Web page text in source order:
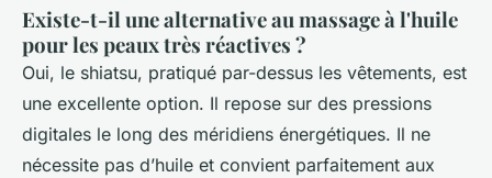
Existe-t-il une alternative au massage à l'huile
pour les peaux très réactives ?
Oui, le shiatsu, pratiqué par-dessus les vêtements, est
une excellente option. Il repose sur des pressions
digitales le long des méridiens énergétiques. Il ne
nécessite pas d’huile et convient parfaitement aux